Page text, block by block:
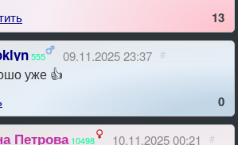
13
555 09.11.2025 23:37 #
уже 👍
0
Петрова 10498 10.11.2025 00:21 #